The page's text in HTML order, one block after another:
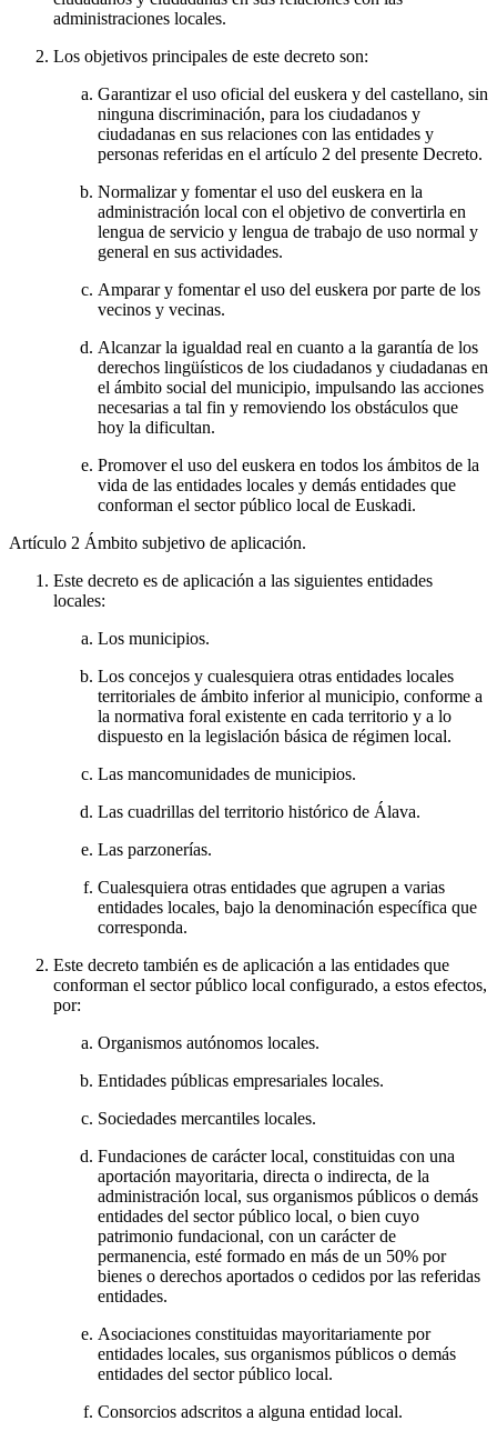
administraciones locales.
Los objetivos principales de este decreto son:
Garantizar el uso oficial del euskera y del castellano, sin
ninguna discriminación, para los ciudadanos y
ciudadanas en sus relaciones con las entidades y
personas referidas en el artículo 2 del presente Decreto.
Normalizar y fomentar el uso del euskera en la
administración local con el objetivo de convertirla en
lengua de servicio y lengua de trabajo de uso normal y
general en sus actividades.
Amparar y fomentar el uso del euskera por parte de los
vecinos y vecinas.
Alcanzar la igualdad real en cuanto a la garantía de los
derechos lingüísticos de los ciudadanos y ciudadanas en
el ámbito social del municipio, impulsando las acciones
necesarias a tal fin y removiendo los obstáculos que
hoy la dificultan.
Promover el uso del euskera en todos los ámbitos de la
vida de las entidades locales y demás entidades que
conforman el sector público local de Euskadi.
Artículo 2 Ámbito subjetivo de aplicación.
Este decreto es de aplicación a las siguientes entidades
locales:
Los municipios.
Los concejos y cualesquiera otras entidades locales
territoriales de ámbito inferior al municipio, conforme a
la normativa foral existente en cada territorio y a lo
dispuesto en la legislación básica de régimen local.
Las mancomunidades de municipios.
Las cuadrillas del territorio histórico de Álava.
Las parzonerías.
Cualesquiera otras entidades que agrupen a varias
entidades locales, bajo la denominación específica que
corresponda.
Este decreto también es de aplicación a las entidades que
conforman el sector público local configurado, a estos efectos,
por:
Organismos autónomos locales.
Entidades públicas empresariales locales.
Sociedades mercantiles locales.
Fundaciones de carácter local, constituidas con una
aportación mayoritaria, directa o indirecta, de la
administración local, sus organismos públicos o demás
entidades del sector público local, o bien cuyo
patrimonio fundacional, con un carácter de
permanencia, esté formado en más de un 50% por
bienes o derechos aportados o cedidos por las referidas
entidades.
Asociaciones constituidas mayoritariamente por
entidades locales, sus organismos públicos o demás
entidades del sector público local.
Consorcios adscritos a alguna entidad local.